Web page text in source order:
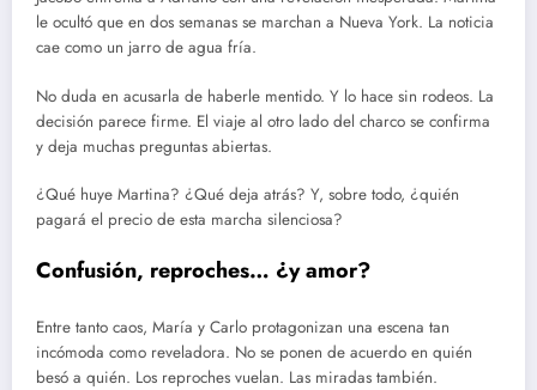
le ocultó que en dos semanas se marchan a Nueva York. La noticia
cae como un jarro de agua fría.
No duda en acusarla de haberle mentido. Y lo hace sin rodeos. La
decisión parece firme. El viaje al otro lado del charco se confirma
y deja muchas preguntas abiertas.
¿Qué huye Martina? ¿Qué deja atrás? Y, sobre todo, ¿quién
pagará el precio de esta marcha silenciosa?
Confusión, reproches… ¿y amor?
Entre tanto caos, María y Carlo protagonizan una escena tan
incómoda como reveladora. No se ponen de acuerdo en quién
besó a quién. Los reproches vuelan. Las miradas también.